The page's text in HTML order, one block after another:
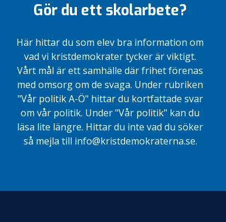
Gör du ett skolarbete?
Här hittar du som elev bra information om
vad vi kristdemokrater tycker är viktigt.
Vårt mål är ett samhälle där frihet förenas
med omsorg om de svaga. Under rubriken
"Vår politik A-Ö" hittar du kortfattade svar
om vår politik. Under "Vår politik" kan du
läsa lite längre. Hittar du inte vad du söker
så mejla till info@kristdemokraterna.se.